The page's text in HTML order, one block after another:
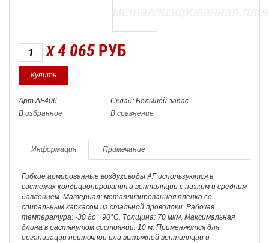
X 4 065 РУБ
Арт.AF406
Склад: Большой запас
В избранное
В сравнение
Информация Примечание
Гибкие армированные воздуховоды AF используются в
системах кондиционирования и вентиляции с низким и средним
давлением. Материал: металлизированная пленка со
спиральным каркасом из стальной проволоки. Рабочая
температура: -30 до +90°С. Толщина: 70 мкм. Максимальная
длина в растянутом состоянии: 10 м. Применяются для
организации приточной или вытяжной вентиляции и